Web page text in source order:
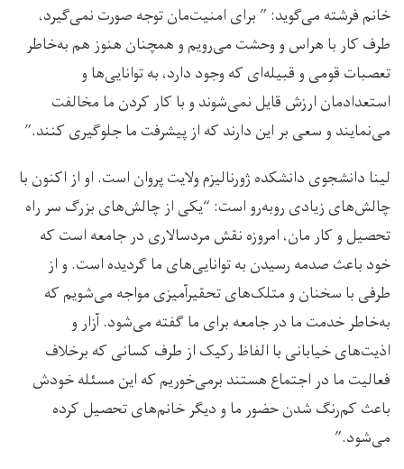
خانم فرشته می‌گوید: ” برای امنیت‌مان توجه صورت نمی‌گیرد،
طرف کار با هراس و وحشت می‌رویم و همچنان هنوز هم به‌خاطر
تعصبات قومی و قبیله‌ای که وجود دارد، به توانایی‌ها و
استعداد‌مان ارزش قایل نمی‌شوند و با کار کردن ما مخالفت
می‌نمایند و سعی بر این دارند که از پیشرفت ما جلوگیری کنند.”
لینا دانشجوی دانشکده ژورنالیزم ولایت پروان است. او از اکنون با
چالش‌های زیادی روبه‌رو است: “یکی از چالش‌های بزرگ سر راه
تحصیل و کار مان، امروزه نقش مردسالاری در جامعه است که
خود باعث صدمه رسیدن به توانایی‌های ما گردیده است. و از
طرفی با سخنان و متلک‌های تحقیر‌آمیزی مواجه می‌شویم که
به‌خاطر خدمت ما در جامعه برای ما گفته می‌شود. آزار و
اذیت‌های خیابانی با الفاظ رکیک از طرف کسانی که برخلاف
فعالیت ما در اجتماع هستند برمی‌خوریم که این مسئله خودش
باعث کم‌رنگ شدن حضور ما و دیگر خانم‌های تحصیل کرده
می‌شود.”